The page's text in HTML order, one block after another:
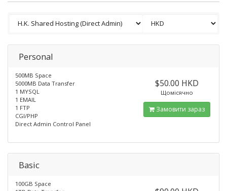
Personal
500MB Space
5000MB Data Transfer
1 MYSQL
1 EMAIL
1 FTP
CGI/PHP
Direct Admin Control Panel
$50.00 HKD
Щомісячно
Замовити зараз
Basic
100GB Space